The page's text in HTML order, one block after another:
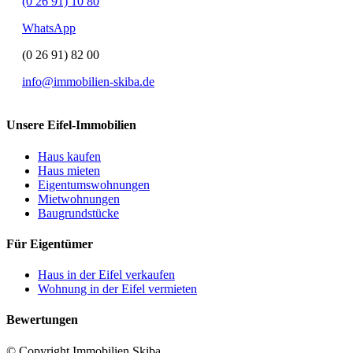
WhatsApp
(0 26 91) 82 00
info@immobilien-skiba.de
Unsere Eifel-Immobilien
Haus kaufen
Haus mieten
Eigentumswohnungen
Mietwohnungen
Baugrundstücke
Für Eigentümer
Haus in der Eifel verkaufen
Wohnung in der Eifel vermieten
Bewertungen